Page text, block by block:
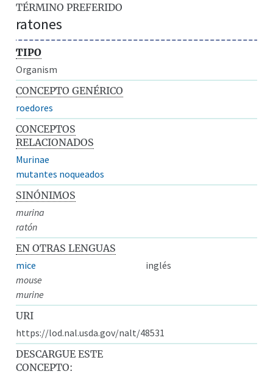
TÉRMINO PREFERIDO
ratones
TIPO
Organism
CONCEPTO GENÉRICO
roedores
CONCEPTOS
RELACIONADOS
Murinae
mutantes noqueados
SINÓNIMOS
murina
ratón
EN OTRAS LENGUAS
mice
inglés
mouse
murine
URI
https://lod.nal.usda.gov/nalt/48531
DESCARGUE ESTE
CONCEPTO: